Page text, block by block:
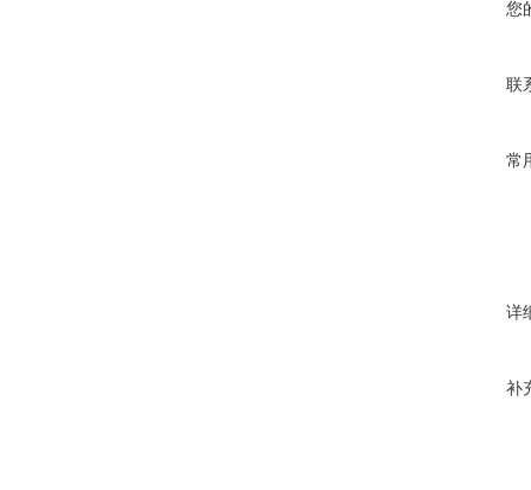
您
联
常
详
补